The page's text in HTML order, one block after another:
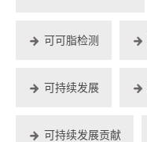
可可脂检测
可持续发展
可持续发展贡献